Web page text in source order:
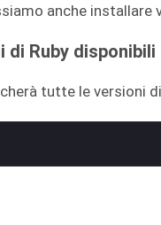
anche installare
di Ruby disponibili
tutte le versioni